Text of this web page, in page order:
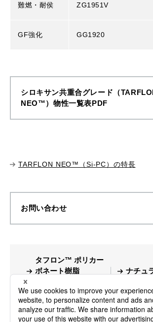
難燃・耐侯 ZG1951V
GF強化 GG1920
シロキサン共重合グレード（
NEO™）物性一覧表PDF
TARFLON NEO™（Si-PC）の特長
お問い合わせ
タフロン™ ポリカー
ボネート樹脂
ナチュ
シロキサン共重合グ
レード（TARFLON
NEO™）
光学系
（LCD
途）